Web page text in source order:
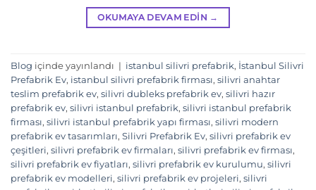
OKUMAYA DEVAM EDIN →
Blog içinde yayınlandı | istanbul silivri prefabrik, İstanbul Silivri
Prefabrik Ev, istanbul silivri prefabrik firması, silivri anahtar
teslim prefabrik ev, silivri dubleks prefabrik ev, silivri hazır
prefabrik ev, silivri istanbul prefabrik, silivri istanbul prefabrik
firması, silivri istanbul prefabrik yapı firması, silivri modern
prefabrik ev tasarımları, Silivri Prefabrik Ev, silivri prefabrik ev
çeşitleri, silivri prefabrik ev firmaları, silivri prefabrik ev firması,
silivri prefabrik ev fiyatları, silivri prefabrik ev kurulumu, silivri
prefabrik ev modelleri, silivri prefabrik ev projeleri, silivri